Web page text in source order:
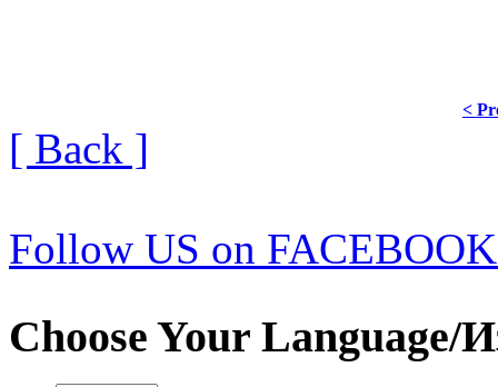
<
[ Back ]
Follow US on
Choose Your Language/